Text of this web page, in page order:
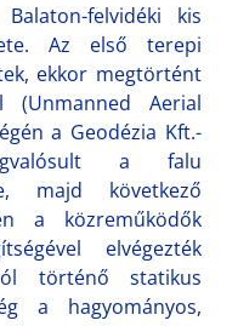
felvidéki kis
Az első terepi
ekkor megtörtént
(Unmanned Aerial
a Geodézia Kft.-
a falu
majd következő
a közreműködők
elvégezték
történő statikus
a hagyományos,